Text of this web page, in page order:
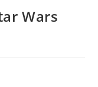
Wars